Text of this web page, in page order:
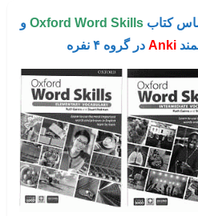
کتابOxford Word Skills و
Anki در گروه ۴ نفره